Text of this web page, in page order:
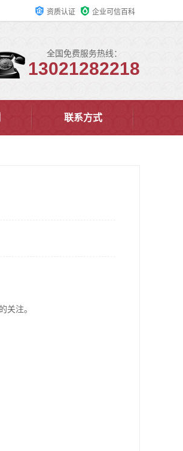
资质认证 企业可信百科
全国免费服务热线：
13021282218
联系方式
关注。